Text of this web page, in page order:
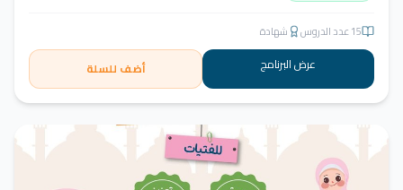
15عدد الدروس شهادة
عرض البرنامج أضف للسلة